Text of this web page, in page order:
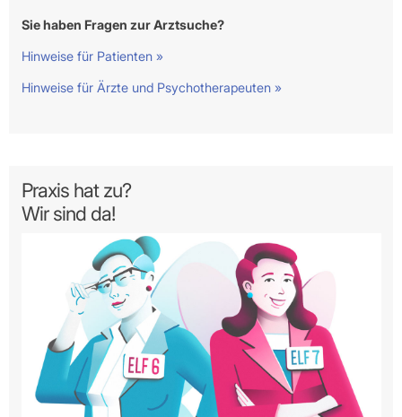
Sie haben Fragen zur Arztsuche?
Hinweise für Patienten »
Hinweise für Ärzte und Psychotherapeuten »
Praxis hat zu?
Wir sind da!